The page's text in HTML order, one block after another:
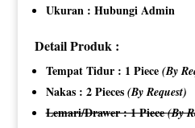
Ukuran : Hubungi Admin
Detail Produk :
Tempat Tidur : 1 Piece (By
Nakas : 2 Pieces (By Request)
Lemari/Drawer : 1 Piece(By